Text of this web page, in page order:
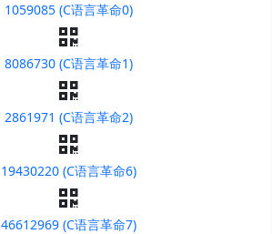
1059085 (C语言革命0)
8086730 (C语言革命1)
2861971 (C语言革命2)
19430220 (C语言革命6)
46612969 (C语言革命7)